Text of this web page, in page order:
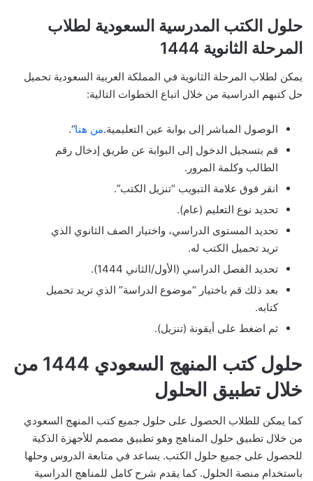
حلول الكتب المدرسية السعودية لطلاب
المرحلة الثانوية 1444
يمكن لطلاب المرحلة الثانوية في المملكة العربية السعودية تحميل
حل كتبهم الدراسية من خلال اتباع الخطوات التالية:
الوصول المباشر إلى بوابة عين التعليمية.من هنا“.
قم بتسجيل الدخول إلى البوابة عن طريق إدخال رقم
الطالب وكلمة المرور.
انقر فوق علامة التبويب “تنزيل الكتب”.
تحديد نوع التعليم (عام).
تحديد المستوى الدراسي، واختيار الصف الثانوي الذي
تريد تحميل الكتب له.
تحديد الفصل الدراسي (الأول/الثاني 1444).
بعد ذلك قم باختيار “موضوع الدراسة” الذي تريد تحميل
كتابه.
ثم اضغط على أيقونة (تنزيل).
حلول كتب المنهج السعودي 1444 من
خلال تطبيق الحلول
كما يمكن للطلاب الحصول على حلول جميع كتب المنهج السعودي
من خلال تطبيق حلول المناهج وهو تطبيق مصمم للأجهزة الذكية
للحصول على جميع حلول الكتب. يساعد في متابعة الدروس وحلها
باستخدام منصة الحلول. كما يقدم شرح كامل للمناهج الدراسية